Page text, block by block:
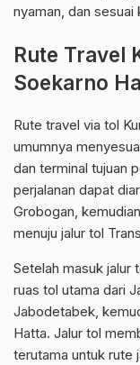
nyaman, dan sesuai
Rute Travel
Soekarno
Rute travel via tol
umumnya
dan terminal tujuan
perjalanan dapat
Grobogan,
menuju jalur tol
Setelah masuk jalur
ruas tol utama dari
Jabodetabek,
Hatta. Jalur tol
terutama untuk rute